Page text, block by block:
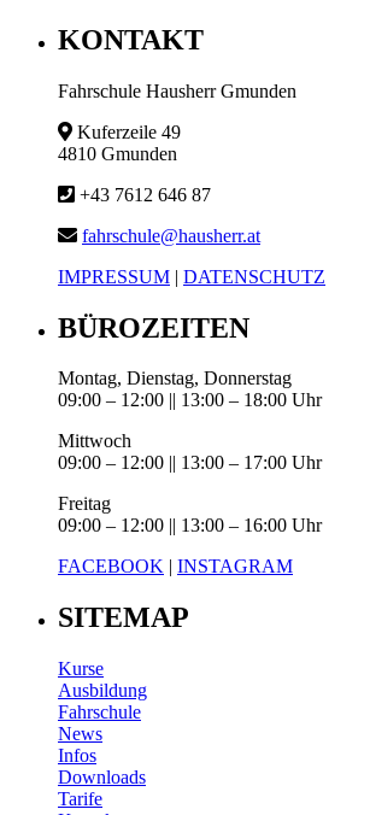
KONTAKT
Fahrschule Hausherr Gmunden
Kuferzeile 49
4810 Gmunden
+43 7612 646 87
fahrschule@hausherr.at
IMPRESSUM | DATENSCHUTZ
BÜROZEITEN
Montag, Dienstag, Donnerstag
09:00 – 12:00 || 13:00 – 18:00 Uhr
Mittwoch
09:00 – 12:00 || 13:00 – 17:00 Uhr
Freitag
09:00 – 12:00 || 13:00 – 16:00 Uhr
FACEBOOK | INSTAGRAM
SITEMAP
Kurse
Ausbildung
Fahrschule
News
Infos
Downloads
Tarife